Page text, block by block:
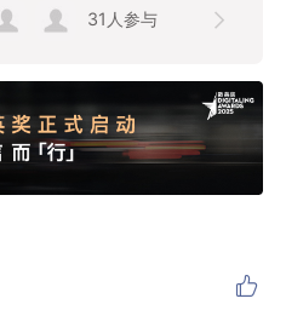
31 人参与
